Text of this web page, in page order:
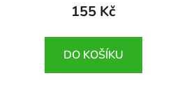
155 Kč
DO KOŠÍKU